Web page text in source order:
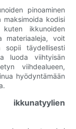
pinoaminen
kodisi
kuten ikkunoiden
materiaaleja, voit
sopii täydellisesti
luoda viihtyisän
viihdealueen,
hyödyntämään